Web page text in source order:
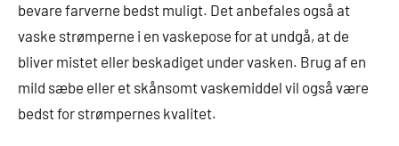
bevare farverne bedst muligt. Det anbefales også at
vaske strømperne i en vaskepose for at undgå, at de
bliver mistet eller beskadiget under vasken. Brug af en
mild sæbe eller et skånsomt vaskemiddel vil også være
bedst for strømpernes kvalitet.